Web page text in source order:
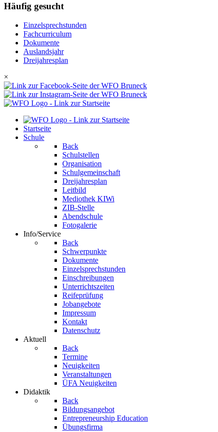
Häufig gesucht
Einzelsprechstunden
Fachcurriculum
Dokumente
Auslandsjahr
Dreijahresplan
×
Startseite
Schule
Back
Schulstellen
Organisation
Schulgemeinschaft
Dreijahresplan
Leitbild
Mediothek KIWi
ZIB-Stelle
Abendschule
Fotogalerie
Info/Service
Back
Schwerpunkte
Dokumente
Einzelsprechstunden
Einschreibungen
Unterrichtszeiten
Reifeprüfung
Jobangebote
Impressum
Kontakt
Datenschutz
Aktuell
Back
Termine
Neuigkeiten
Veranstaltungen
ÜFA Neuigkeiten
Didaktik
Back
Bildungsangebot
Entrepreneurship Education
Übungsfirma